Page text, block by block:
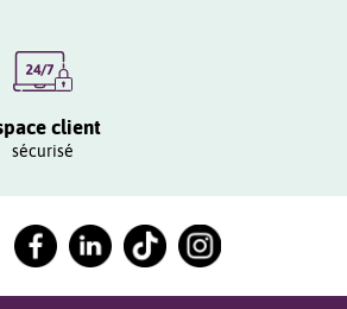
client
sécurisé